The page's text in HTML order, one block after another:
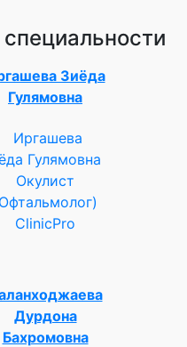
Зиёда
Гулямовна
Окулист
ClinicPro
Дурдона
Бахромовна